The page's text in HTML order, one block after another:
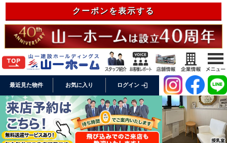
クーポンを表示する
最近見た物件 お気に入り ログイン login